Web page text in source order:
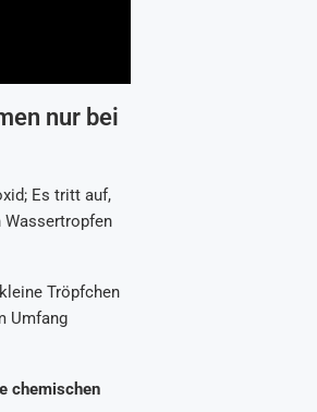
nur bei
Es tritt auf,
Tröpfchen
Umfang
chemischen